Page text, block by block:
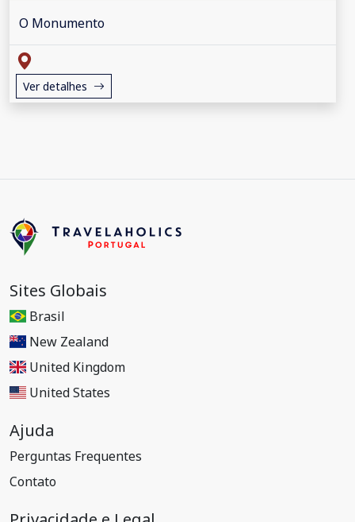
O Monumento
Ver detalhes
Sites Globais
Brasil
New Zealand
United Kingdom
United States
Ajuda
Perguntas Frequentes
Contato